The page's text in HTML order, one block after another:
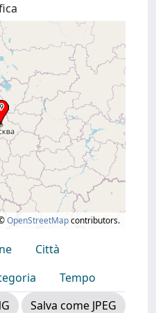
OpenStreetMapcontributors.
Città
Tempo
Salva come JPEG